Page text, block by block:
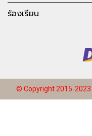
ร้องเรียน
© Copyright 2015-2023